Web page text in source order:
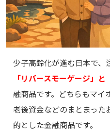
少子高齢化が進む日本で、
「リバースモーゲージ」と
融商品です。どちらもマイ
老後資金などのまとまった
的とした金融商品です。